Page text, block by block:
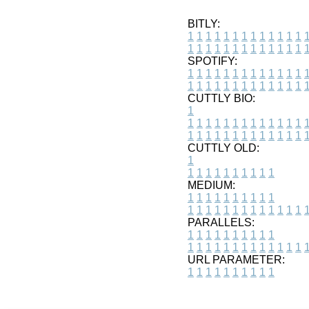
BITLY:
1 1 1 1 1 1 1 1 1 1 1 1 1 1
1 1 1 1 1 1 1 1 1 1 1 1 1 1
SPOTIFY:
1 1 1 1 1 1 1 1 1 1 1 1 1 1
1 1 1 1 1 1 1 1 1 1 1 1 1 1
CUTTLY BIO:
1
1 1 1 1 1 1 1 1 1 1 1 1 1 1
1 1 1 1 1 1 1 1 1 1 1 1 1 1
CUTTLY OLD:
1
1 1 1 1 1 1 1 1 1 1
MEDIUM:
1 1 1 1 1 1 1 1 1 1
1 1 1 1 1 1 1 1 1 1 1 1 1 1
PARALLELS:
1 1 1 1 1 1 1 1 1 1
1 1 1 1 1 1 1 1 1 1 1 1 1 1
URL PARAMETER:
1 1 1 1 1 1 1 1 1 1